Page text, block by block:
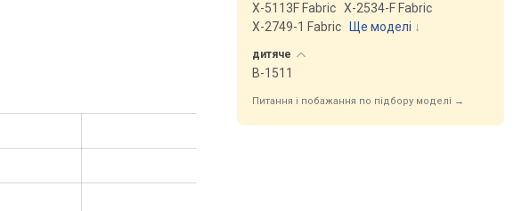
X-5113F Fabric X-2534-F Fabric
X-2749-1 Fabric
Ще моделі ↓
дитяче
B-1511
Питання і побажання по підбору моделі →